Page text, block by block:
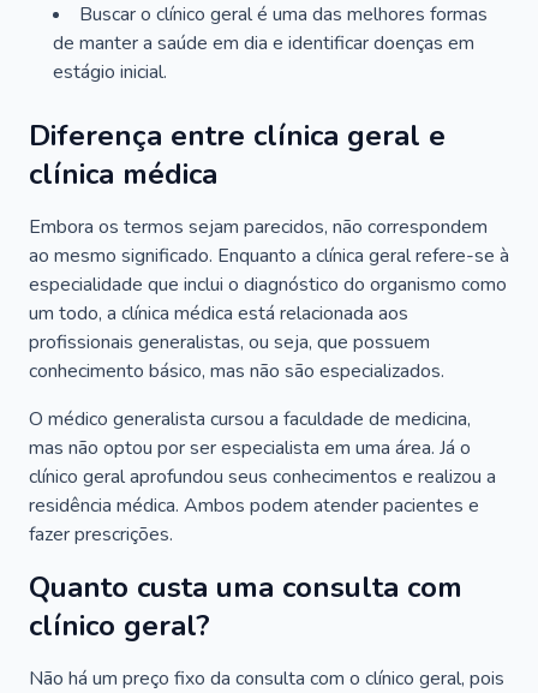
Buscar o clínico geral é uma das melhores formas
de manter a saúde em dia e identificar doenças em
estágio inicial.
Diferença entre clínica geral e
clínica médica
Embora os termos sejam parecidos, não correspondem
ao mesmo significado. Enquanto a clínica geral refere-se à
especialidade que inclui o diagnóstico do organismo como
um todo, a clínica médica está relacionada aos
profissionais generalistas, ou seja, que possuem
conhecimento básico, mas não são especializados.
O médico generalista cursou a faculdade de medicina,
mas não optou por ser especialista em uma área. Já o
clínico geral aprofundou seus conhecimentos e realizou a
residência médica. Ambos podem atender pacientes e
fazer prescrições.
Quanto custa uma consulta com
clínico geral?
Não há um preço fixo da consulta com o clínico geral, pois